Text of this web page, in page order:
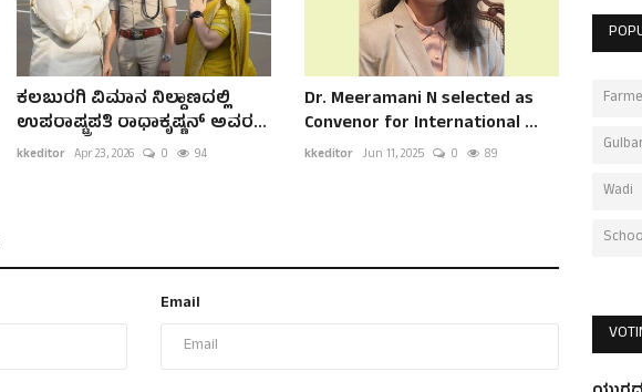
ಕಲಬುರಗಿ ವಿಮಾನ ನಿಲ್ದಾಣದಲ್ಲಿ
ಉಪರಾಷ್ಟ್ರಪತಿ ರಾಧಾಕೃಷ್ಣನ್ ಅವರ...
kkeditor Apr 23, 2026 0 94
Dr. Meeramani N selected as
Convenor for International ...
kkeditor Jun 11, 2025 0 89
Email
Wadi